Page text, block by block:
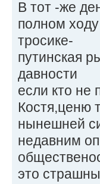
В тот -же
полном
тросике-
путинская
давности
если кто не
Костя,ценю
нынешней
недавним
это